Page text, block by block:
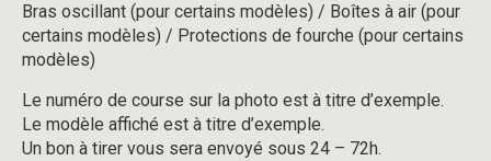
Bras oscillant (pour certains modèles) / Boîtes à air (pour
certains modèles) / Protections de fourche (pour certains
modèles)
Le numéro de course sur la photo est à titre d’exemple.
Le modèle affiché est à titre d’exemple.
Un bon à tirer vous sera envoyé sous 24 – 72h.